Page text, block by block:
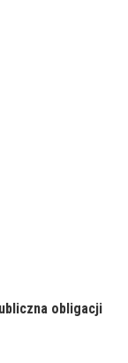
obligacji